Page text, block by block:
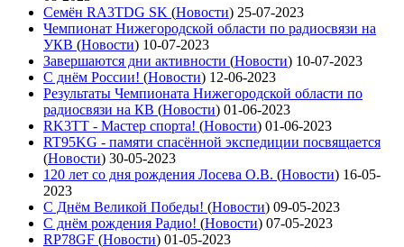
Семён RA3TDG SK (Новости) 25-07-2023
Чемпионат Нижегородской области по радиосвязи на
УКВ (Новости) 10-07-2023
Завершаются дни активности (Новости) 10-07-2023
С днём России! (Новости) 12-06-2023
Результаты Чемпионата Нижегородской области по
радиосвязи на КВ (Новости) 01-06-2023
RK3TT - Мастер спорта! (Новости) 01-06-2023
RT95KG - памяти спасённой экспедиции посвящается
(Новости) 30-05-2023
120 лет со дня рождения Лосева О.В. (Новости) 16-05-
2023
С Днём Великой Победы! (Новости) 09-05-2023
С днём рождения Радио! (Новости) 07-05-2023
RP78GF (Новости) 01-05-2023